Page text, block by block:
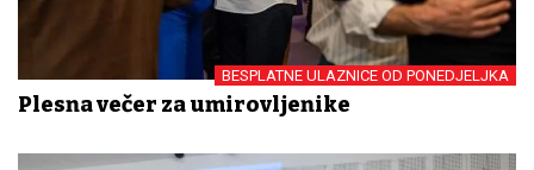
BESPLATNE ULAZNICE OD PONEDJELJKA
Plesna večer za umirovljenike